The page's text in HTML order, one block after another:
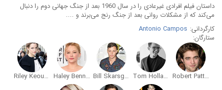
داستان فیلم افرادی غیرعادی را در سال 1960 بعد از جنگ جهانی دوم را دنبال
می‌کند که از مشکلات روانی بعد از جنگ رنج می‌برند و ....
کارگردانی: Antonio Campos
ستارگان:
Robert Pattinson
Tom Holland
Bill Skarsgård
Haley Bennett
Riley Keough